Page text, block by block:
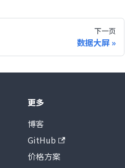
下一页
数据大屏
更多
博客
GitHub
价格方案